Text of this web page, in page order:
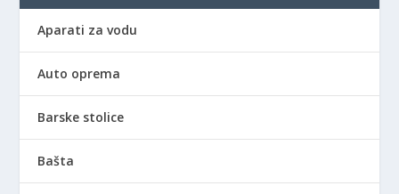
Aparati za vodu
Auto oprema
Barske stolice
Bašta